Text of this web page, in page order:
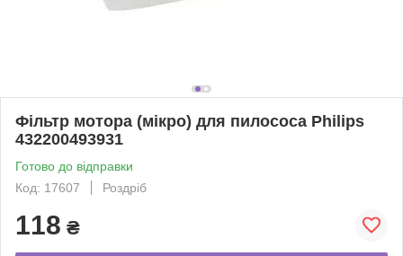
Фільтр мотора (мікро) для пилососа Philips
432200493931
Готово до відправки
Код: 17607
Роздріб
118 ₴